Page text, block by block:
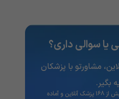
یا سوالی داری؟
مشاورتو با پزشکان
بگیر.
بیش از ۱۶۸ پزشک آنلاین و آماده